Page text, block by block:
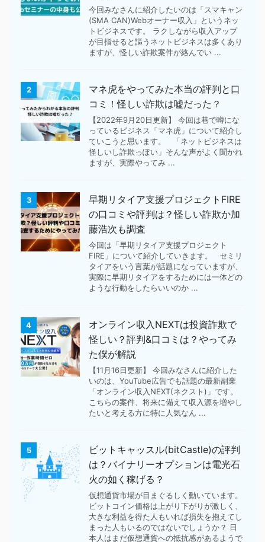
今回みなさんに紹介したいのは「スマキャン
(SMA CAN)Webオーナー収入」というネッ
トビジネスです。 ラクしながら収入アップ
が目指せると謳うネットビジネスは多くあり
ますが、怪しい詐欺案件が絡んでい ...
2
マネ虎をやってみた本当の評判と口
コミ！怪しい詐欺は嘘だった？
【2022年9月20日更新】 今回は巷で噂にな
っているビジネス「マネ虎」について紹介し
ていこうと思います。 「ネットビジネスは
怪しいし詐欺っぽい」そんな声がよく聞かれ
ますが、実際やってみ ...
3
早期リタイア支援プロジェクトFIRE
の口コミや評判は？怪しい詐欺か加
藤浩次も調査
今回は「早期リタイア支援プロジェクト
FIRE」について紹介していきます。 セミリ
タイアをいう言葉が話題になっていますが、
実際に早期リタイアをするためには一体どの
ような行動をしたらいいのか ...
4
オンライン収入NEXTは投資詐欺で
怪しい？評判&口コミは？やってみ
た僕が解説
【11月16日更新】 今回みなさんに紹介した
いのは、YouTube広告でも話題の最新副業
「オンライン収入NEXT(ネクスト)」です。
こちらの案件、将来に備えて収入源を増やし
たいと考える方に特に人気なん ...
5
ビットキャッスル(bitCastle)の評判
は？バイナリーオプションは電光石
火の如く稼げる？
仮想通貨市場が目まぐるしく動いています。
ビットコイン価格は上がり下がりが激しく、
大きな利益を得た人もいれば損失を抱えてし
まった人もいるのではないでしょうか？ 日
本人はまだ仮想通貨への抵抗感があるようで